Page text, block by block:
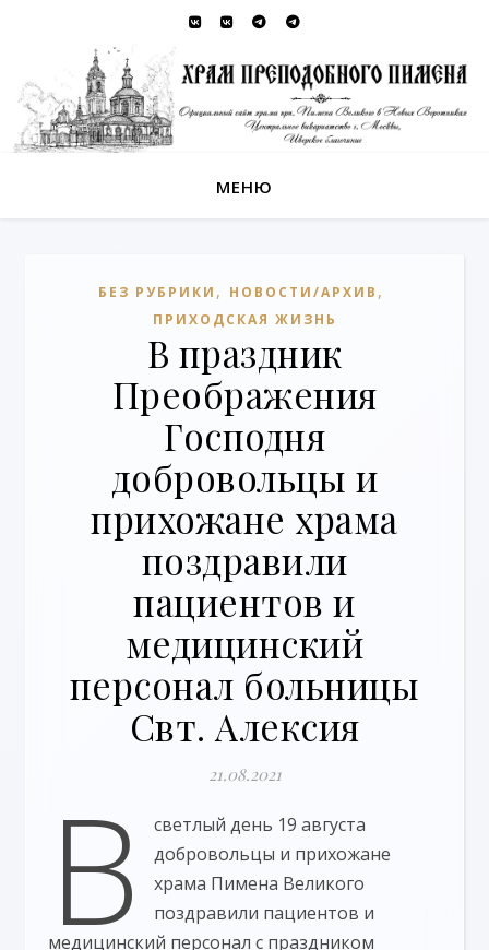
МЕНЮ
БЕЗ РУБРИКИ , НОВОСТИ/АРХИВ ,
ПРИХОДСКАЯ ЖИЗНЬ
В праздник
Преображения
Господня
добровольцы и
прихожане храма
поздравили
пациентов и
медицинский
персонал больницы
Свт. Алексия
21.08.2021
В
светлый день 19 августа
добровольцы и прихожане
храма Пимена Великого
поздравили пациентов и
медицинский персонал с праздником